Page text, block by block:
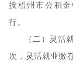
按梧州市公积
行。
（二）灵活
次，灵活就业缴